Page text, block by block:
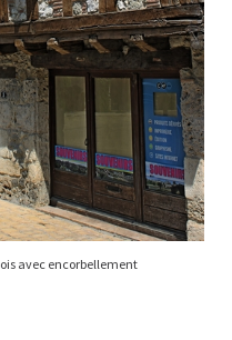
avec encorbellement